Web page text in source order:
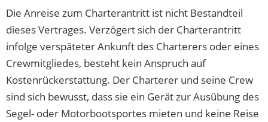
Die Anreise zum Charterantritt ist nicht Bestandteil
dieses Vertrages. Verzögert sich der Charterantritt
infolge verspäteter Ankunft des Charterers oder eines
Crewmitgliedes, besteht kein Anspruch auf
Kostenrückerstattung. Der Charterer und seine Crew
sind sich bewusst, dass sie ein Gerät zur Ausübung des
Segel- oder Motorbootsportes mieten und keine Reise